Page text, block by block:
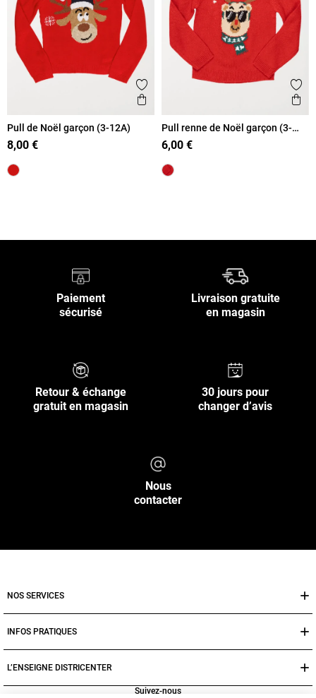
Ajouter aux favoris
Aperçu rapide
Pull de Noël garçon (3-12A)
8,00 €
Pull renne de Noël garçon (3-
12A)
6,00 €
Paiement
sécurisé
Livraison gratuite
en magasin
Retour & échange
gratuit en magasin
30 jours pour
changer d’avis
Nous
contacter
NOS SERVICES
INFOS PRATIQUES
L’ENSEIGNE DISTRICENTER
Suivez-nous